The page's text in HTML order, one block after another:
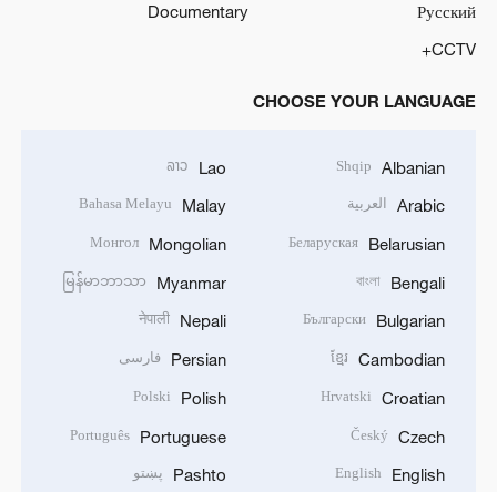
Русский
Documentary
CCTV+
CHOOSE YOUR LANGUAGE
Albanian
Shqip
Arabic العربية
Belarusian
Беларуская
Bengali
বাংলা
Bulgarian
Български
Cambodian
ខ្មែរ
Croatian
Hrvatski
Czech
Český
English
English
Lao
ລາວ
Malay
Bahasa Melayu
Mongolian
Монгол
Myanmar
မြန်မာဘာသာ
Nepali
नेपाली
Persian فارسی
Polish
Polski
Portuguese
Português
Pashto پښتو